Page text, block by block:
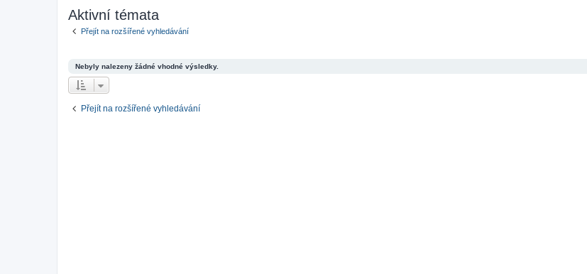
Aktivní témata
Přejít na rozšířené vyhledávání
Nebyly nalezeny žádné vhodné výsledky.
Přejít na rozšířené vyhledávání